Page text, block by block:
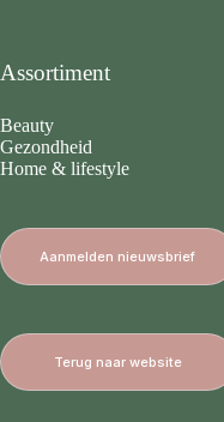
Assortiment
Beauty
Gezondheid
Home & lifestyle
Aanmelden nieuwsbrief
Terug naar website